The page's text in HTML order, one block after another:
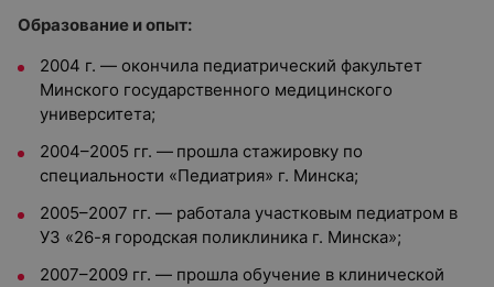
Образование и опыт:
2004 г. — окончила педиатрический факультет
Минского государственного медицинского
университета;
2004–2005 гг. — прошла стажировку по
специальности «Педиатрия» г. Минска;
2005–2007 гг. — работала участковым педиатром в
УЗ «26-я городская поликлиника г. Минска»;
2007–2009 гг. — прошла обучение в клинической